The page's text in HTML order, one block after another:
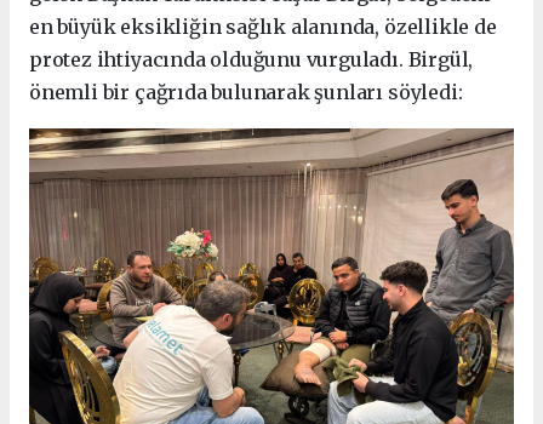
en büyük eksikliğin sağlık alanında, özellikle de
protez ihtiyacında olduğunu vurguladı. Birgül,
önemli bir çağrıda bulunarak şunları söyledi: